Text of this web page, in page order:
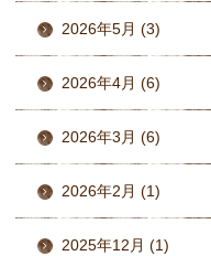
2026年5月 (3)
2026年4月 (6)
2026年3月 (6)
2026年2月 (1)
2025年12月 (1)